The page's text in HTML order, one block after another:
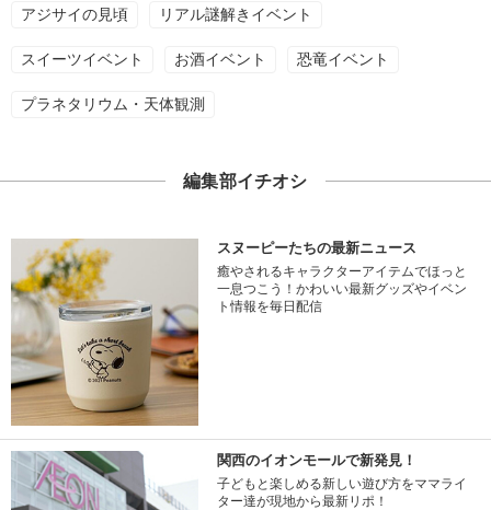
アジサイの見頃 リアル謎解きイベント
スイーツイベント お酒イベント 恐竜イベント
プラネタリウム・天体観測
編集部イチオシ
スヌーピーたちの最新ニュース
癒やされるキャラクターアイテムでほっと
一息つこう！かわいい最新グッズやイベン
ト情報を毎日配信
関西のイオンモールで新発見！
子どもと楽しめる新しい遊び方をママライ
ター達が現地から最新リポ！